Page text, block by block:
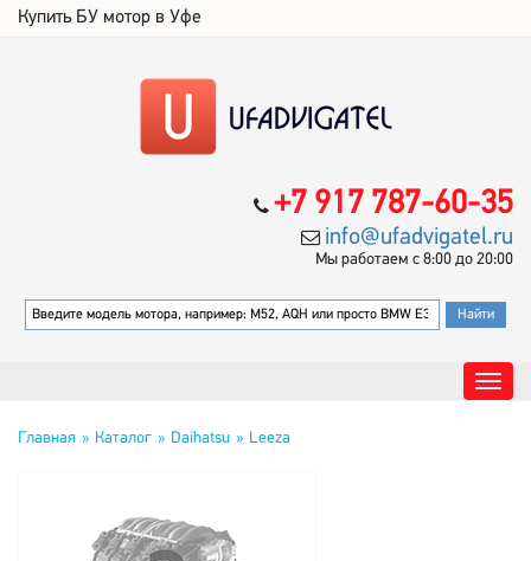
Купить БУ мотор в Уфе
+7 917 787-60-35
info@ufadvigatel.ru
Мы работаем с 8:00 до 20:00
Главная Каталог Daihatsu Leeza